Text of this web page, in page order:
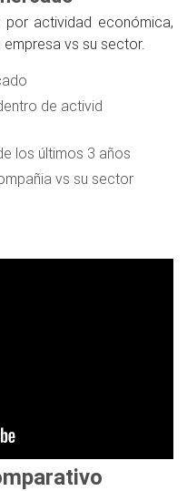
actividad económica,
vs su sector.
de activid
los últimos 3 años
vs su sector